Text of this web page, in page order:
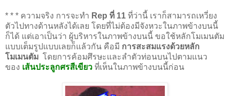
* * * ความจริง การจะทำ Rep ที่ 11 ที่ว่านี้ เราก็สามารถเหวี่ยง
ตัวไปทางด้านหลังได้เลย โดยที่ไม่ต้องมีจังหวะในภาพข้างบนนี้
ก็ได้ แต่เอาเป็นว่า ผู้บริหารในภาพข้างบนนี้ ขอใช้หลักโมเมนตัม
แบบเต็มรูปแบบเลยก็แล้วกัน คือมี การสะสมแรงด้วยหลัก
โมเมนตัม โดยการค้อมศึรษะและลำตัวท่อนบนไปตามแนว
ของ เส้นประลูกศรสีเขียว ที่เห็นในภาพข้างบนนี้ก่อน